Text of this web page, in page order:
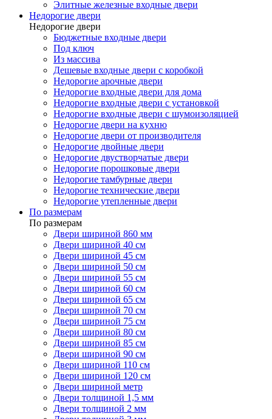
Элитные железные входные двери
Недорогие двери
Недорогие двери
Бюджетные входные двери
Под ключ
Из массива
Дешевые входные двери с коробкой
Недорогие арочные двери
Недорогие входные двери для дома
Недорогие входные двери с установкой
Недорогие входные двери с шумоизоляцией
Недорогие двери на кухню
Недорогие двери от производителя
Недорогие двойные двери
Недорогие двустворчатые двери
Недорогие порошковые двери
Недорогие тамбурные двери
Недорогие технические двери
Недорогие утепленные двери
По размерам
По размерам
Двери шириной 860 мм
Двери шириной 40 см
Двери шириной 45 см
Двери шириной 50 см
Двери шириной 55 см
Двери шириной 60 см
Двери шириной 65 см
Двери шириной 70 см
Двери шириной 75 см
Двери шириной 80 см
Двери шириной 85 см
Двери шириной 90 см
Двери шириной 110 см
Двери шириной 120 см
Двери шириной метр
Двери толщиной 1,5 мм
Двери толщиной 2 мм